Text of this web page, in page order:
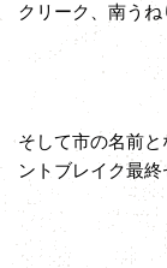
クリーク、南う
そして市の名前
ントブレイク最終